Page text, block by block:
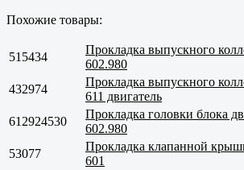
Похожие товары:
515434
Прокладка выпускного
602.980
432974
Прокладка выпускного
611 двигатель
612924530
Прокладка головки блока
602.980
53077
Прокладка клапанной
601